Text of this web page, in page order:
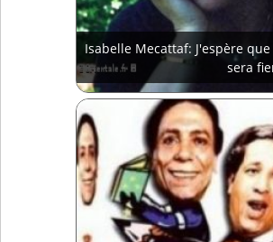
Isabelle Mecattaf: J'espère
sera